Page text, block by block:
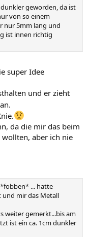
geworden, da ist
von so einem
nur 5mm lang und
ist innen richtig
super Idee
und er zieht
da die mir das beim
aber ich nie
... hatte
und mir das Metall
weiter gemerkt...bis am
ist ein ca. 1cm dunkler